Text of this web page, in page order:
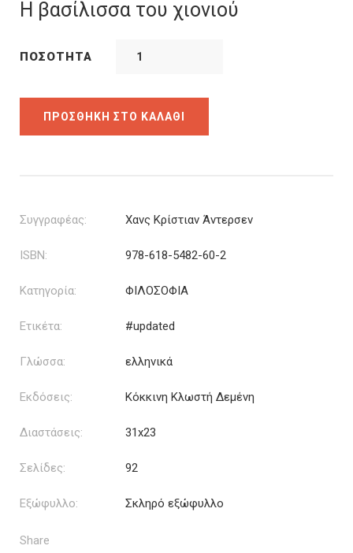
Η βασίλισσα του χιονιού
ΠΟΣΌΤΗΤΑ
ΠΡΟΣΘΉΚΗ ΣΤΟ ΚΑΛΆΘΙ
Συγγραφέας: Χανς Κρίστιαν Άντερσεν
ISBN: 978-618-5482-60-2
Κατηγορία: ΦΙΛΟΣΟΦΙΑ
Ετικέτα: #updated
Γλώσσα: ελληνικά
Εκδόσεις: Κόκκινη Κλωστή Δεμένη
Διαστάσεις: 31x23
Σελίδες: 92
Εξώφυλλο: Σκληρό εξώφυλλο
Share